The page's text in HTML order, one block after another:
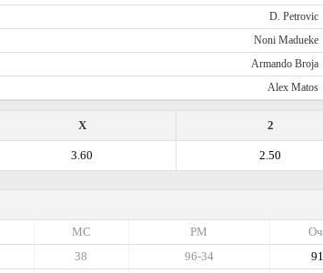
D. Petrovic
Noni Madueke
Armando Broja
Alex Matos
2
X
2.50
3.60
РМ
МС
91
96-34
38